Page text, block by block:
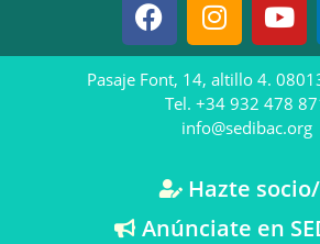
Pasaje Font, 14, altillo 4.
Tel. +34 932 478
info@sedibac.org
Hazte
Anúnciate en